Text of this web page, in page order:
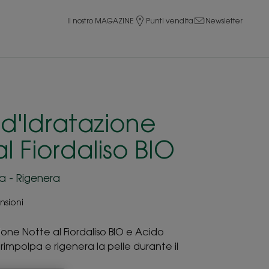
Il nostro MAGAZINE Punti vendita Newsletter
Fiordaliso BIO
- Rigenera
Notte al Fiordaliso BIO e Acido
e rigenera la pelle durante il